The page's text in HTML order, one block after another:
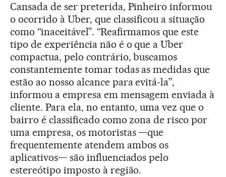
Cansada de ser preterida, Pinheiro informou
o ocorrido à Uber, que classificou a situação
como “inaceitável”. “Reafirmamos que este
tipo de experiência não é o que a Uber
compactua, pelo contrário, buscamos
constantemente tomar todas as medidas que
estão ao nosso alcance para evitá-la”,
informou a empresa em mensagem enviada à
cliente. Para ela, no entanto, uma vez que o
bairro é classificado como zona de risco por
uma empresa, os motoristas —que
frequentemente atendem ambos os
aplicativos— são influenciados pelo
estereótipo imposto à região.